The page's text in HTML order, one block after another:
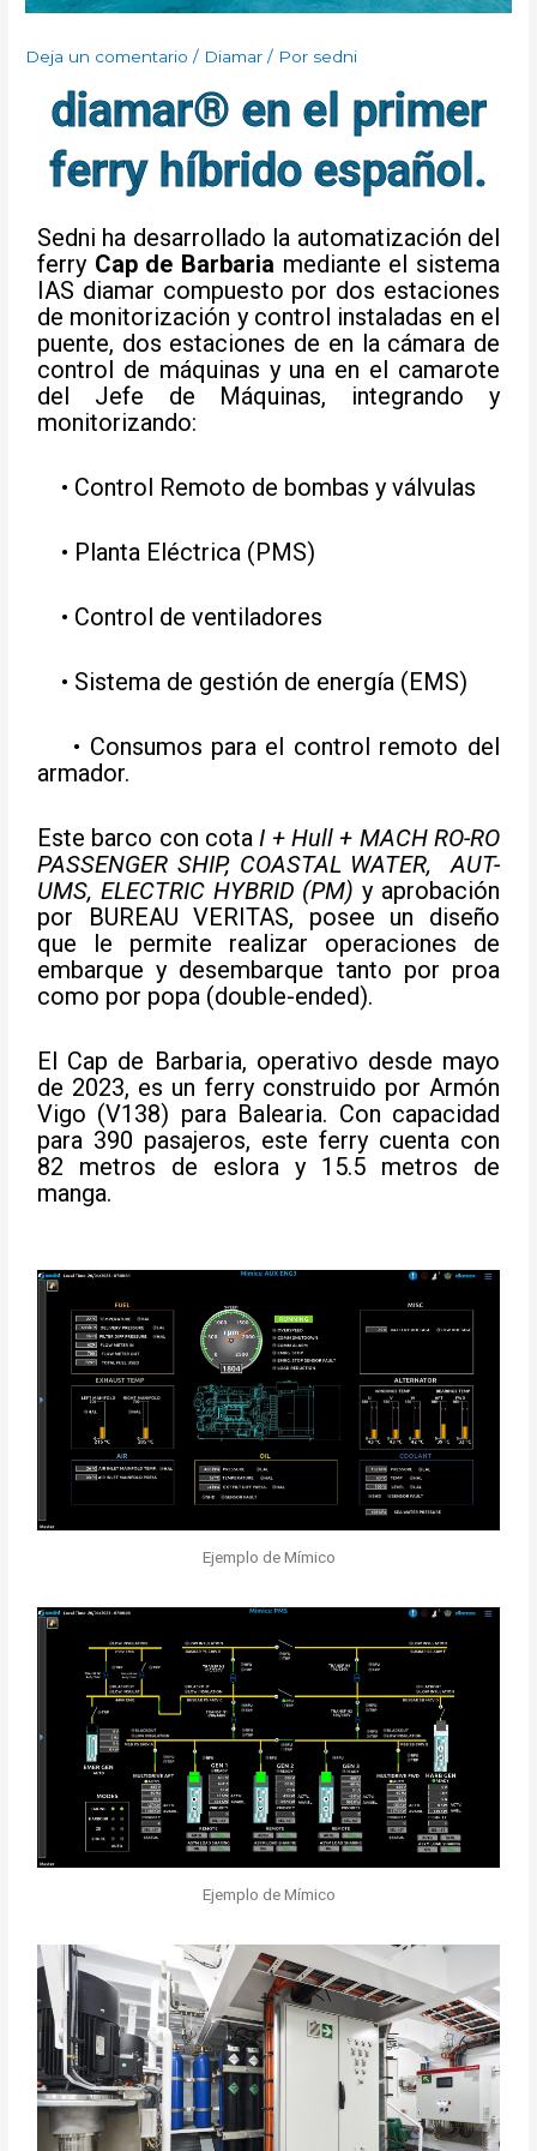
Deja un comentario / Diamar / Por sedni
diamar® en el primer
ferry híbrido español.
Sedni ha desarrollado la automatización del
ferry Cap de Barbaria mediante el sistema
IAS diamar compuesto por dos estaciones
de monitorización y control instaladas en el
puente, dos estaciones de en la cámara de
control de máquinas y una en el camarote
del Jefe de Máquinas, integrando y
monitorizando:
• Control Remoto de bombas y válvulas
• Planta Eléctrica (PMS)
• Control de ventiladores
• Sistema de gestión de energía (EMS)
• Consumos para el control remoto del
armador.
Este barco con cotaI + Hull + MACH RO-RO
PASSENGER SHIP, COASTAL WATER, AUT-
UMS, ELECTRIC HYBRID (PM) y aprobación
por BUREAU VERITAS, posee un diseño
que le permite realizar operaciones de
embarque y desembarque tanto por proa
como por popa (double-ended).
El Cap de Barbaria, operativo desde mayo
de 2023, es un ferry construido por Armón
Vigo (V138) para Balearia. Con capacidad
para 390 pasajeros, este ferry cuenta con
82 metros de eslora y 15.5 metros de
manga.
Ejemplo de Mímico
Ejemplo de Mímico